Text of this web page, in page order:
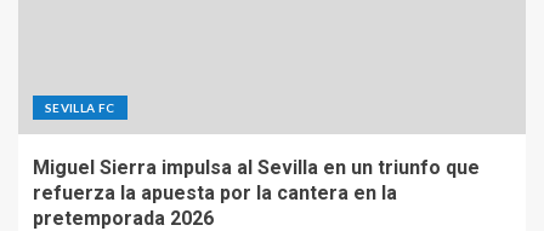
SEVILLA FC
Miguel Sierra impulsa al Sevilla en un triunfo que
refuerza la apuesta por la cantera en la
pretemporada 2026